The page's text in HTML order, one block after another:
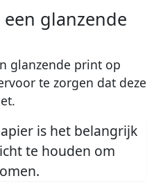
glanzende
glanzende print op
te zorgen dat deze
is het belangrijk
te houden om